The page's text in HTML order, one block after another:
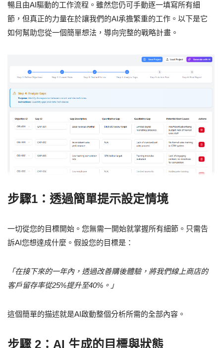
暢且由AI驅動的工作流程。雖然您仍可手動逐一填寫所有細
節，但真正的力量在於讓我們的AI承擔繁重的工作。以下是它
如何幫助您從一個簡單想法，導向完整的戰略計畫。
步驟1：透過簡單提示設定情境
一切從您的目標開始。您無需一開始就掌握所有細節。只需告
訴AI您想達成什麼。假設您的目標是：
「在接下來的一年內，透過改善購後體驗，將我們線上商店的
客戶留存率從25%提升至40%。」
這個簡單的描述就是AI啟動整個分析所需的全部內容。
步驟 2：AI 生成的目標與狀態